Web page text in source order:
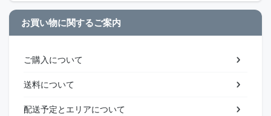
お買い物に関するご案内
ご購入について
送料について
配送予定とエリアについて